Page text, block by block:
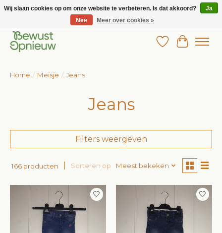
Wij bieden het grootste aanbod in betaalbare kinderkleding!
Verlanglijst
Home / Meisje / Jeans
Jeans
Filters weergeven
166 producten Sorteren op Meest bekeken
Wij slaan cookies op om onze website te verbeteren. Is dat akkoord?
Ja
Nee
Meer over cookies »